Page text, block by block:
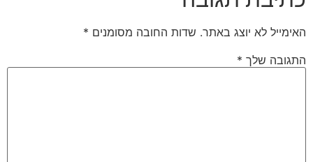
האימייל לא יוצג באתר. שדות החובה מסומנים *
התגובה שלך *